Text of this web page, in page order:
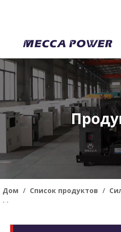
Дом / Список продуктов /
Морские генераторы